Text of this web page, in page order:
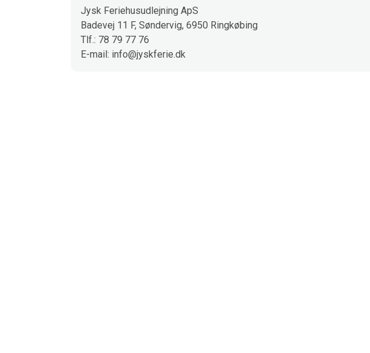
Jysk Feriehusudlejning ApS
Badevej 11 F, Søndervig, 6950 Ringkøbing
Tlf.: 78 79 77 76
E-mail: info@jyskferie.dk